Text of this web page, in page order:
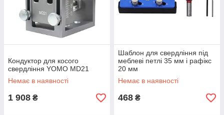
Кондуктор для косого
свердління YOMO MD21
Немає в наявності
1 908 ₴
Шаблон для свердління під
меблеві петлі 35 мм і рафікс
20 мм
Немає в наявності
468 ₴